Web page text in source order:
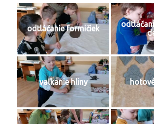
odtláčanie formičiek
vaľkanie hliny